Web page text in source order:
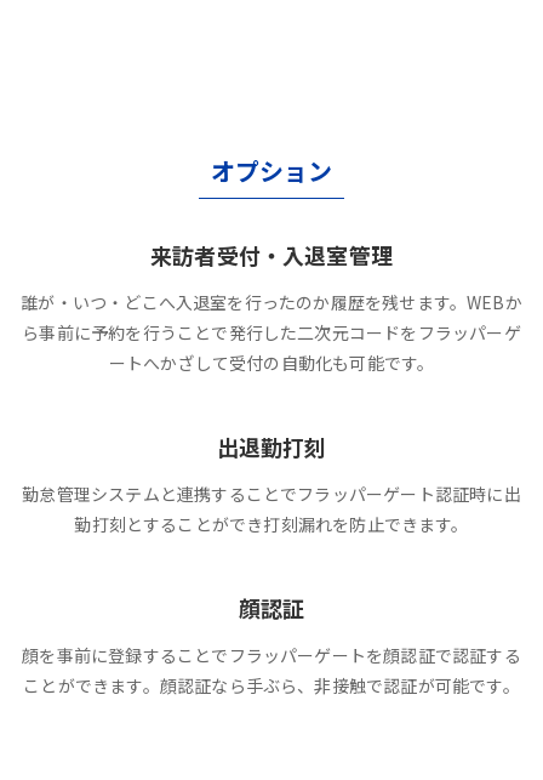
オプション
来訪者受付・入退室管理
誰が・いつ・どこへ入退室を行ったのか履歴を残せます。WEBか
ら事前に予約を行うことで発行した二次元コードをフラッパーゲ
ートへかざして受付の自動化も可能です。
出退勤打刻
勤怠管理システムと連携することでフラッパーゲート認証時に出
勤打刻とすることができ打刻漏れを防止できます。
顔認証
顔を事前に登録することでフラッパーゲートを顔認証で認証する
ことができます。顔認証なら手ぶら、非接触で認証が可能です。